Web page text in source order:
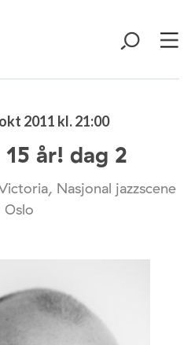
2011 kl. 21:00
år! dag 2
Nasjonal jazzscene
Oslo